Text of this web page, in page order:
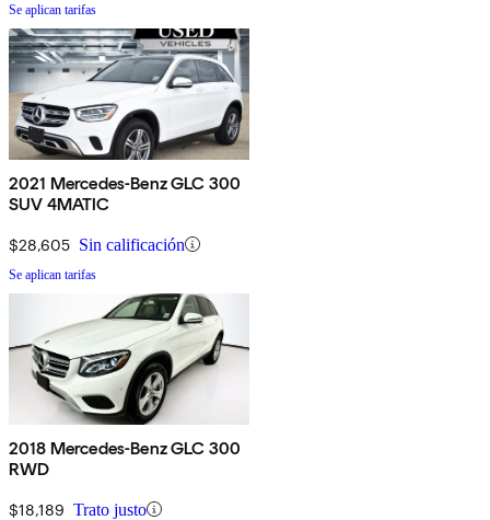
Se aplican tarifas
2021 Mercedes-Benz GLC 300
SUV 4MATIC
$28,605 Sin calificación
Se aplican tarifas
2018 Mercedes-Benz GLC 300
RWD
$18,189 Trato justo